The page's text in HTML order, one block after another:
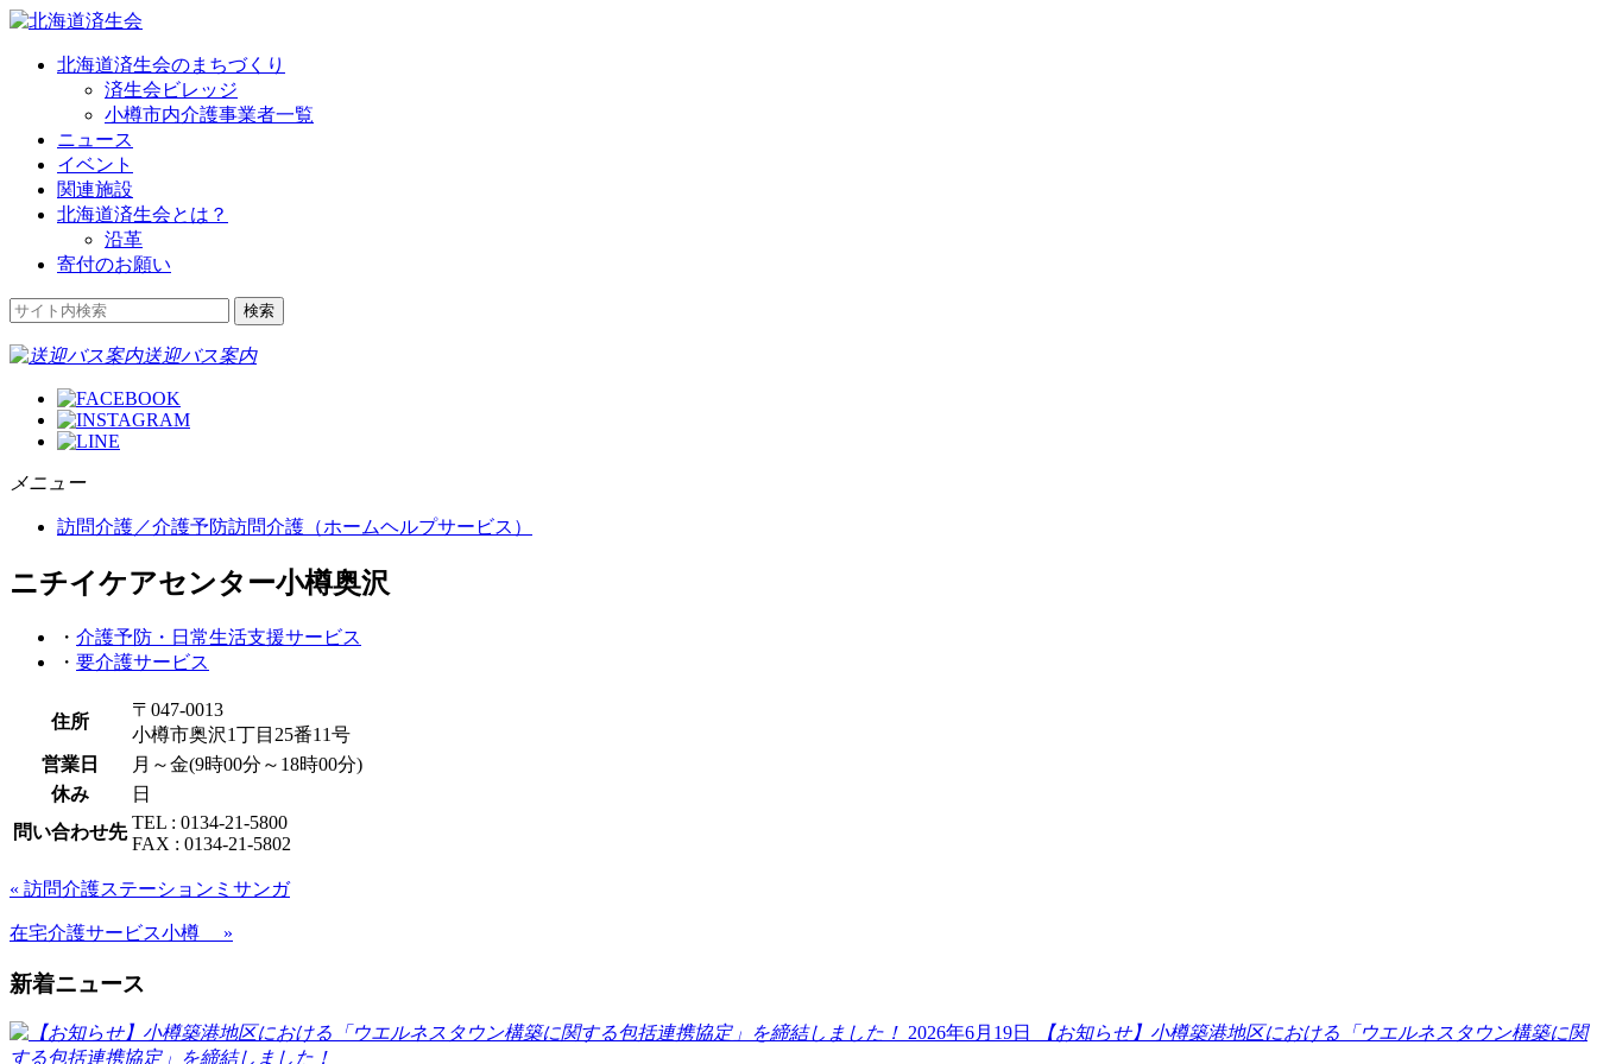
北海道済生会のまちづくり
済生会ビレッジ
小樽市内介護事業者一覧
ニュース
イベント
関連施設
北海道済生会とは？
沿革
寄付のお願い
送迎バス案内
メニュー
訪問介護／介護予防訪問介護（ホームヘルプサービス）
ニチイケアセンター小樽奥沢
・ 介護予防・日常生活支援サービス
・ 要介護サービス
住所
〒047-0013
小樽市奥沢1丁目25番11号
営業日
月～金(9時00分～18時00分)
休み
日
問い合わせ先 TEL : 0134-21-5800
FAX : 0134-21-5802
« 訪問介護ステーションミサンガ
在宅介護サービス小樽 »
新着ニュース
2026年6月19日
【お知らせ】小樽築港地区における「ウエルネスタウン構築に関
する包括連携協定」を締結しました！